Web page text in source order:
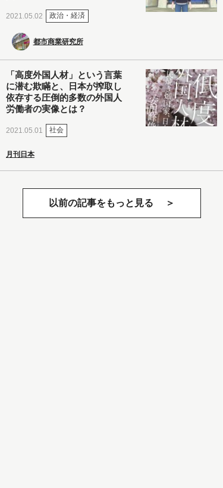
2021.05.02 政治・経済
都市商業研究所
「高度外国人材」という言葉
に潜む欺瞞と、日本が搾取し
依存する圧倒的多数の外国人
労働者の実像とは？
2021.05.01 社会
月刊日本
以前の記事をもっと見る